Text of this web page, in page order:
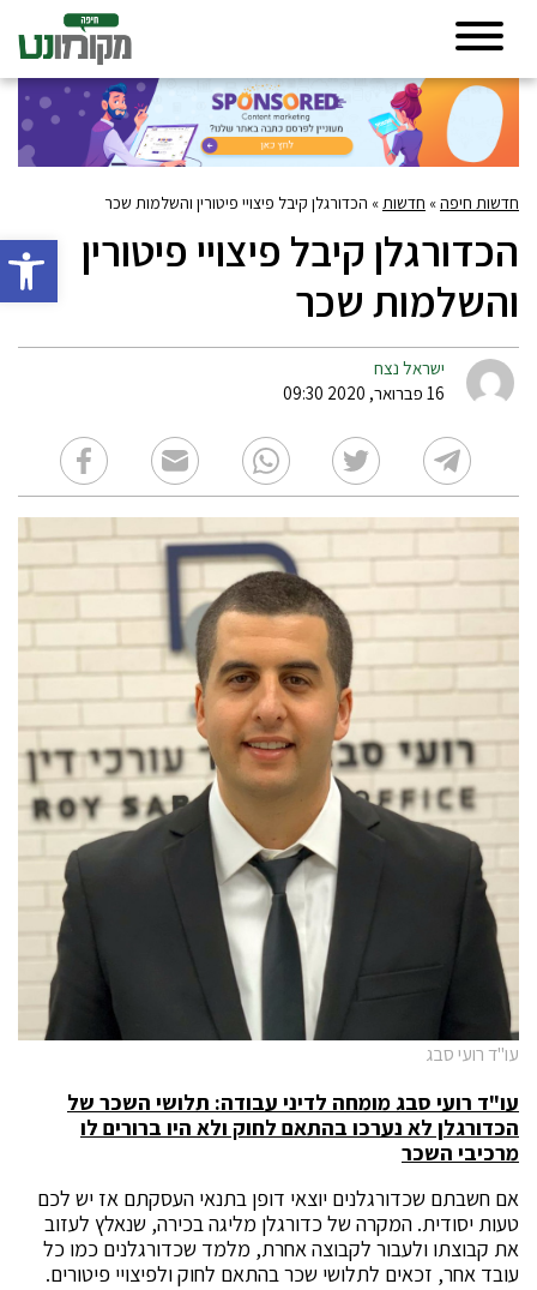
פתח
חדשות חיפה» חדשות» הכדורגלן קיבל פיצויי פיטורין והשלמות שכר
הכדורגלן קיבל פיצויי פיטורין
והשלמות שכר
ישראל נצח
16 פברואר, 2020 09:30
עו"ד רועי סבג
עו"ד רועי סבג מומחה לדיני עבודה: תלושי השכר של
הכדורגלן לא נערכו בהתאם לחוק ולא היו ברורים לו
מרכיבי השכר
אם חשבתם שכדורגלנים יוצאי דופן בתנאי העסקתם אז יש לכם
טעות יסודית. המקרה של כדורגלן מליגה בכירה, שנאלץ לעזוב
את קבוצתו ולעבור לקבוצה אחרת, מלמד שכדורגלנים כמו כל
עובד אחר, זכאים לתלושי שכר בהתאם לחוק ולפיצויי פיטורים.